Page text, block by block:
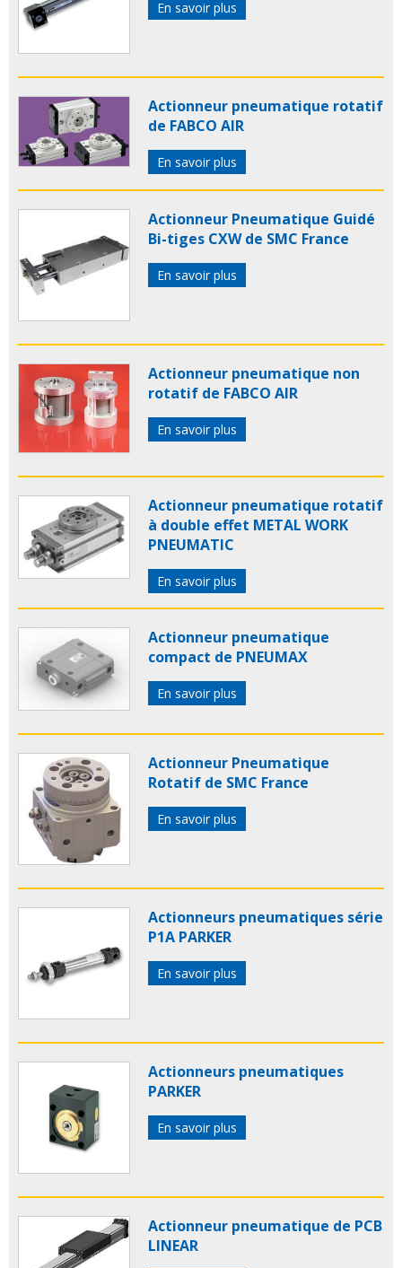
En savoir plus
Actionneur pneumatique rotatif
de FABCO AIR
En savoir plus
Actionneur Pneumatique Guidé
Bi-tiges CXW de SMC France
En savoir plus
Actionneur pneumatique non
rotatif de FABCO AIR
En savoir plus
Actionneur pneumatique rotatif
à double effet METAL WORK
PNEUMATIC
En savoir plus
Actionneur pneumatique
compact de PNEUMAX
En savoir plus
Actionneur Pneumatique
Rotatif de SMC France
En savoir plus
Actionneurs pneumatiques série
P1A PARKER
En savoir plus
Actionneurs pneumatiques
PARKER
En savoir plus
Actionneur pneumatique de PCB
LINEAR